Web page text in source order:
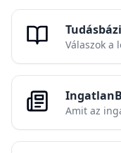
Válaszok a
Amit az